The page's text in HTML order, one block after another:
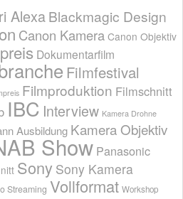
AlexaBlackmagic Design
Canon Kamera Canon Objektiv
Dokumentarfilm
Filmfestival
Filmproduktion Filmschnitt
IBC Interview Kamera Drohne
Ausbildung Kamera Objektiv
Show Panasonic
Sony Sony Kamera
Streaming Vollformat Workshop